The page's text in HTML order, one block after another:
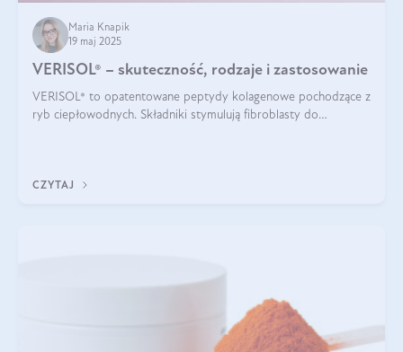
Maria Knapik
19 maj 2025
VERISOL® – skuteczność, rodzaje i zastosowanie
VERISOL® to opatentowane peptydy kolagenowe pochodzące z
ryb ciepłowodnych. Składniki stymulują fibroblasty do
CZYTAJ